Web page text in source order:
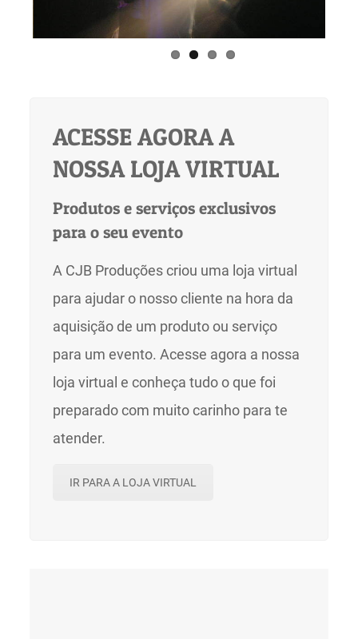
ACESSE AGORA A
NOSSA LOJA VIRTUAL
Produtos e serviços exclusivos
para o seu evento
A CJB Produções criou uma loja virtual
para ajudar o nosso cliente na hora da
aquisição de um produto ou serviço
para um evento. Acesse agora a nossa
loja virtual e conheça tudo o que foi
preparado com muito carinho para te
atender.
IR PARA A LOJA VIRTUAL